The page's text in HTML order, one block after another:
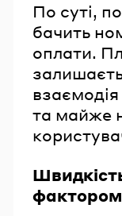
По суті,
бачить
оплати.
та майже